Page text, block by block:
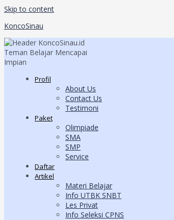
Skip to content
KoncoSinau
Profil
About Us
Contact Us
Testimoni
Paket
Olimpiade
SMA
SMP
Service
Daftar
Artikel
Materi Belajar
Info UTBK SNBT
Les Privat
Info Seleksi CPNS